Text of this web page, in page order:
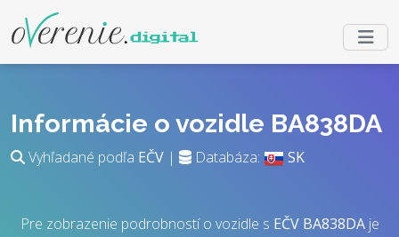
Informácie o vozidle BA838DA
Vyhľadané podľa EČV | Databáza: SK
Pre zobrazenie podrobností o vozidle s EČV BA838DAje